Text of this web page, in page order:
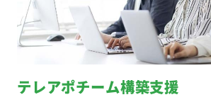
テレアポチーム構築支援